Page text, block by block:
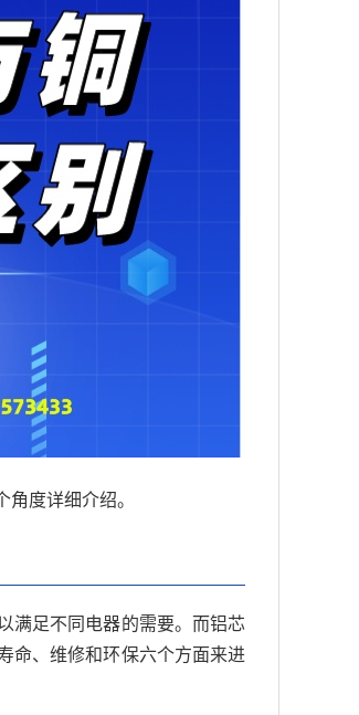
度详细介绍。
满足不同电器的需要。而铝芯
命、维修和环保六个方面来进